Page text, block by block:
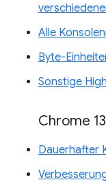
Alle
Byte-
Sonstige
Chrome
Dauerhafter